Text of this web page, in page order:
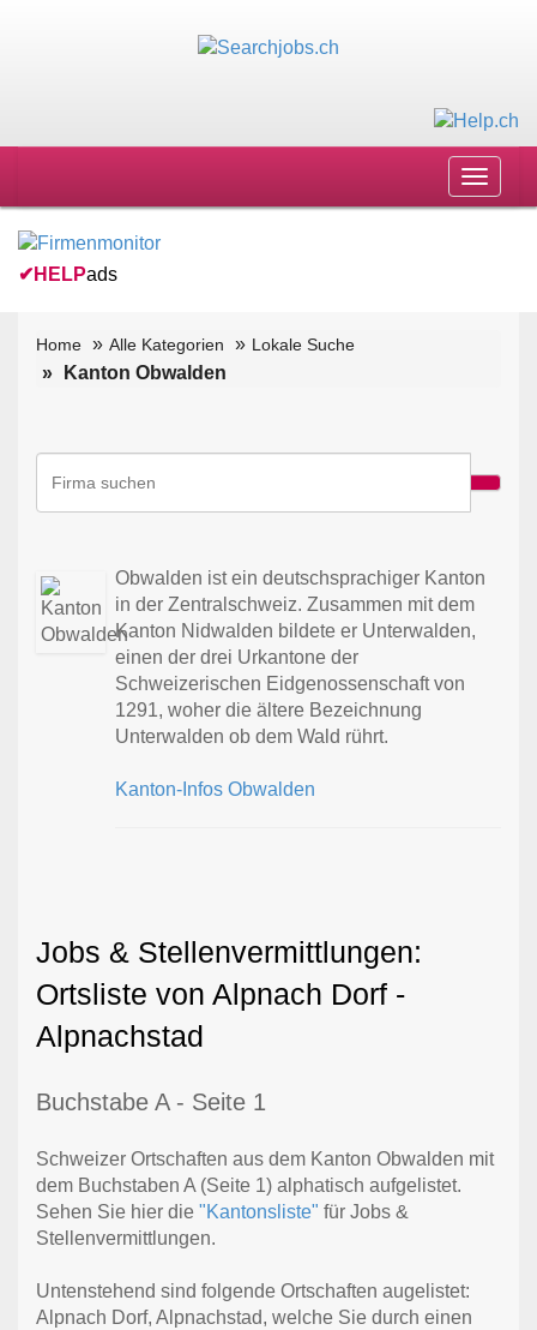
Toggle
✔ HELPads
Home Alle Kategorien Lokale Suche
Kanton Obwalden
Obwalden ist ein deutschsprachiger Kanton
in der Zentralschweiz. Zusammen mit dem
Kanton Nidwalden bildete er Unterwalden,
einen der drei Urkantone der
Schweizerischen Eidgenossenschaft von
1291, woher die ältere Bezeichnung
Unterwalden ob dem Wald rührt.
Kanton-Infos Obwalden
Jobs & Stellenvermittlungen:
Ortsliste von Alpnach Dorf -
Alpnachstad
Buchstabe A - Seite 1
Schweizer Ortschaften aus dem Kanton Obwalden mit
dem Buchstaben A (Seite 1) alphatisch aufgelistet.
Sehen Sie hier die "Kantonsliste" für Jobs &
Stellenvermittlungen.
Untenstehend sind folgende Ortschaften augelistet:
Alpnach Dorf, Alpnachstad, welche Sie durch einen